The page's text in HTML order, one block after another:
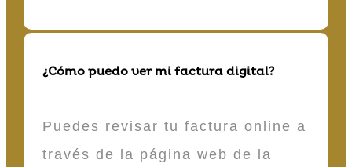
¿Cómo puedo ver mi factura digital?
Puedes revisar tu factura online a
través de la página web de la